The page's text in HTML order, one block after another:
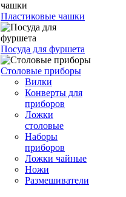
Пластиковые чашки
Посуда для фуршета
Столовые приборы
Вилки
Конверты для
приборов
Ложки
столовые
Наборы
приборов
Ложки чайные
Ножи
Размешиватели